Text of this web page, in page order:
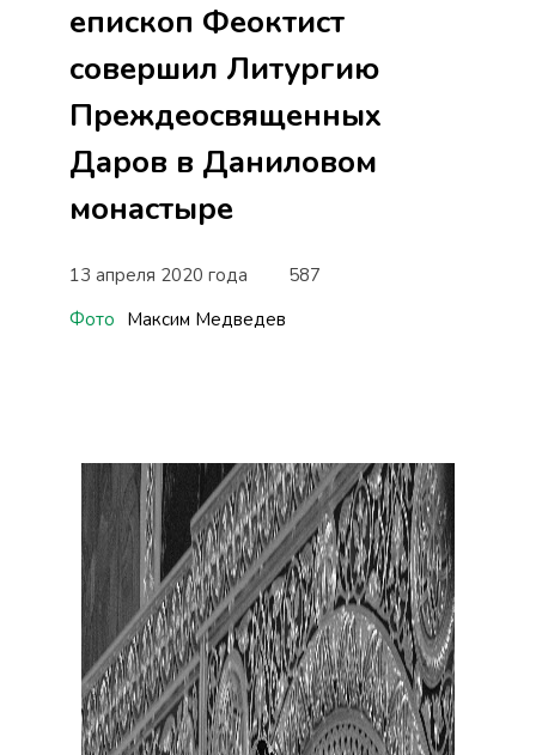
епископ Феоктист
совершил Литургию
Преждеосвященных
Даров в Даниловом
монастыре
13 апреля 2020 года
587
Фото Максим Медведев